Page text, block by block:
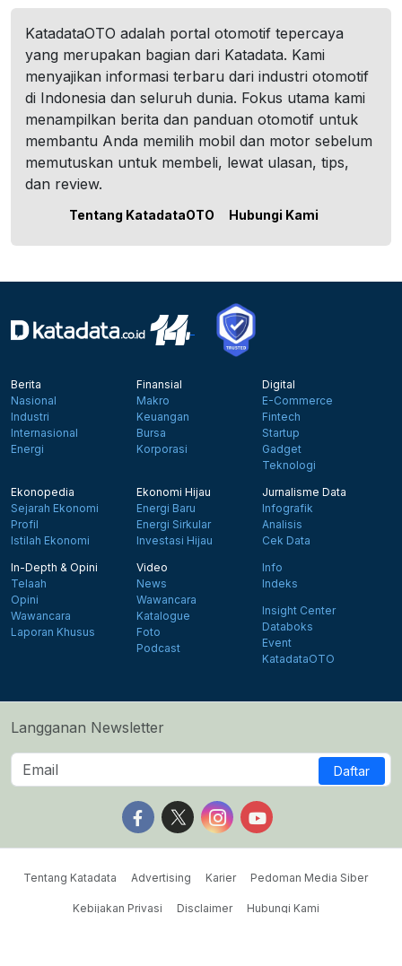
KatadataOTO adalah portal otomotif tepercaya
yang merupakan bagian dari Katadata. Kami
menyajikan informasi terbaru dari industri otomotif
di Indonesia dan seluruh dunia. Fokus utama kami
menampilkan berita dan panduan otomotif untuk
membantu Anda memilih mobil dan motor sebelum
memutuskan untuk membeli, lewat ulasan, tips,
dan review.
Tentang KatadataOTO Hubungi Kami
Berita
Nasional
Industri
Internasional
Energi
Finansial
Makro
Keuangan
Bursa
Korporasi
Digital
E-Commerce
Fintech
Startup
Gadget
Teknologi
Ekonopedia
Sejarah Ekonomi
Profil
Istilah Ekonomi
Ekonomi Hijau
Energi Baru
Energi Sirkular
Investasi Hijau
Jurnalisme Data
Infografik
Analisis
Cek Data
In-Depth & Opini
Telaah
Opini
Wawancara
Laporan Khusus
Video
News
Wawancara
Katalogue
Foto
Podcast
Info
Indeks
Insight Center
Databoks
Event
KatadataOTO
Langganan Newsletter
Daftar
Follow us on Facebook
Follow us on X
Follow us on Instagram
Follow us on
Tentang Katadata Advertising Karier Pedoman Media Siber
Kebijakan Privasi Disclaimer Hubungi Kami